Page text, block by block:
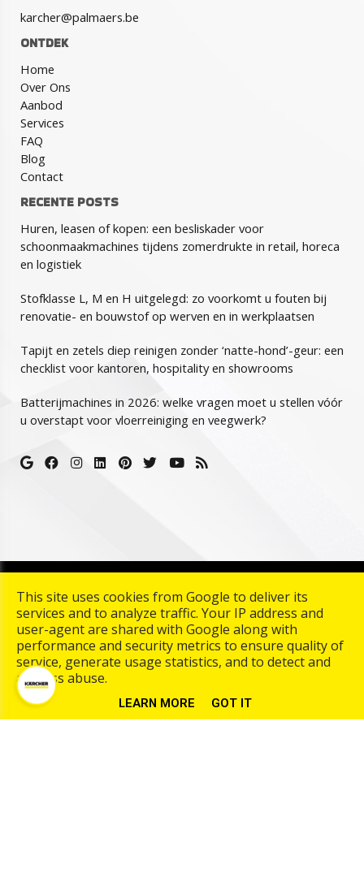
karcher@palmaers.be
ONTDEK
Home
Over Ons
Aanbod
Services
FAQ
Blog
Contact
RECENTE POSTS
Huren, leasen of kopen: een besliskader voor
schoonmaakmachines tijdens zomerdrukte in retail, horeca
en logistiek
Stofklasse L, M en H uitgelegd: zo voorkomt u fouten bij
renovatie- en bouwstof op werven en in werkplaatsen
Tapijt en zetels diep reinigen zonder ‘natte-hond’-geur: een
checklist voor kantoren, hospitality en showrooms
Batterijmachines in 2026: welke vragen moet u stellen vóór
u overstapt voor vloerreiniging en veegwerk?
reserved. |Algemene Voorwarden|Privacy & Cookies
TO-DATE WebDesign
This site uses cookies from Google to deliver its
services and to analyze traffic. Your IP address and
user-agent are shared with Google along with
performance and security metrics to ensure quality of
service, generate usage statistics, and to detect and
address abuse.
LEARN MORE GOT IT